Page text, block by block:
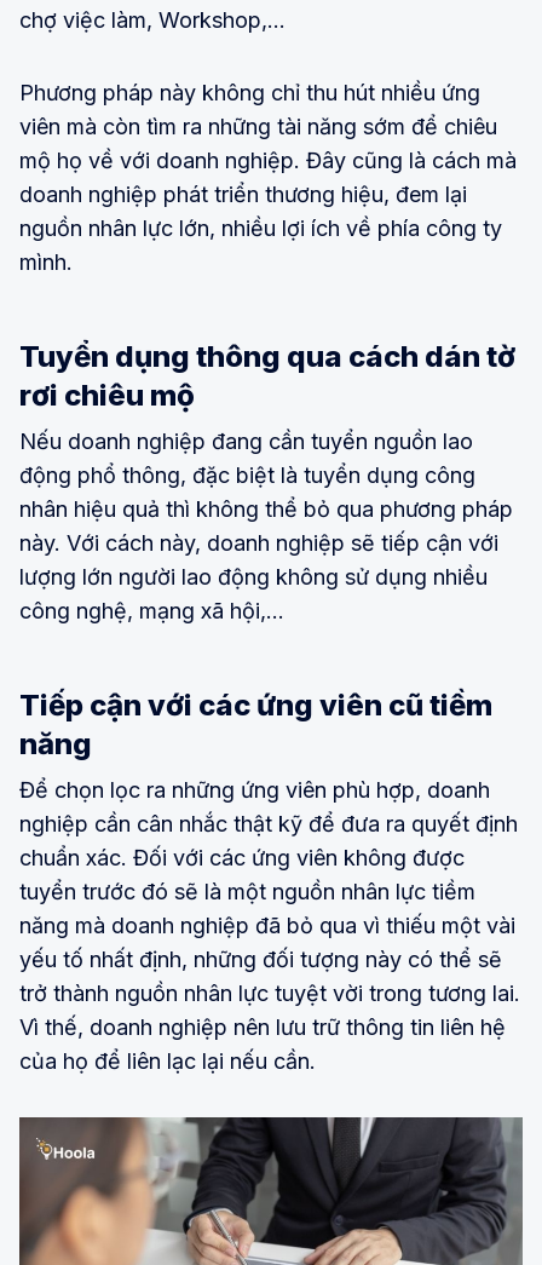
chợ việc làm, Workshop,...
Phương pháp này không chỉ thu hút nhiều ứng
viên mà còn tìm ra những tài năng sớm để chiêu
mộ họ về với doanh nghiệp. Đây cũng là cách mà
doanh nghiệp phát triển thương hiệu, đem lại
nguồn nhân lực lớn, nhiều lợi ích về phía công ty
mình.
Tuyển dụng thông qua cách dán tờ
rơi chiêu mộ
Nếu doanh nghiệp đang cần tuyển nguồn lao
động phổ thông, đặc biệt là tuyển dụng công
nhân hiệu quả thì không thể bỏ qua phương pháp
này. Với cách này, doanh nghiệp sẽ tiếp cận với
lượng lớn người lao động không sử dụng nhiều
công nghệ, mạng xã hội,...
Tiếp cận với các ứng viên cũ tiềm
năng
Để chọn lọc ra những ứng viên phù hợp, doanh
nghiệp cần cân nhắc thật kỹ để đưa ra quyết định
chuẩn xác. Đối với các ứng viên không được
tuyển trước đó sẽ là một nguồn nhân lực tiềm
năng mà doanh nghiệp đã bỏ qua vì thiếu một vài
yếu tố nhất định, những đối tượng này có thể sẽ
trở thành nguồn nhân lực tuyệt vời trong tương lai.
Vì thế, doanh nghiệp nên lưu trữ thông tin liên hệ
của họ để liên lạc lại nếu cần.